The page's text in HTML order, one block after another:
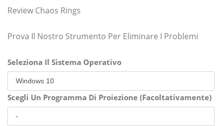
Review Chaos Rings
Prova Il Nostro Strumento Per Eliminare I Problemi
Seleziona Il Sistema Operativo
Scegli Un Programma Di Proiezione (Facoltativamente)